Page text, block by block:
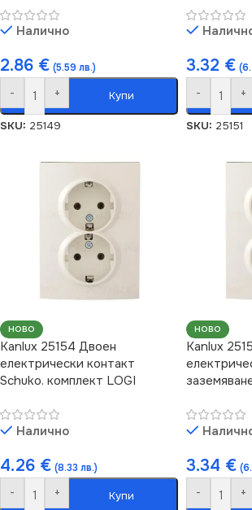
Налично
2.86 € (5.59 лв.)
- + Купи
SKU: 25149
3.32 €
- +
SKU: 25151
НОВО
Kanlux 25154 Двоен
електрически контакт
Schuko. комплект LOGI
Налично
4.26 € (8.33 лв.)
- + Купи
НОВО
Kanlux
3.34 €
- +